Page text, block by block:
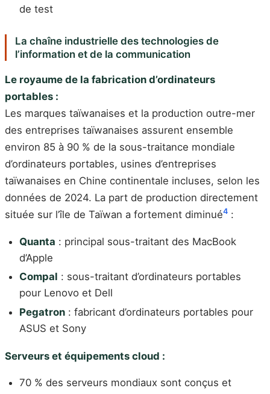
de test
La chaîne industrielle des technologies de
l’information et de la communication
Le royaume de la fabrication d’ordinateurs
portables :
Les marques taïwanaises et la production outre-mer
des entreprises taïwanaises assurent ensemble
environ 85 à 90 % de la sous-traitance mondiale
d’ordinateurs portables, usines d’entreprises
taïwanaises en Chine continentale incluses, selon les
données de 2024. La part de production directement
située sur l’île de Taïwan a fortement diminué4 :
Quanta : principal sous-traitant des MacBook
d’Apple
Compal : sous-traitant d’ordinateurs portables
pour Lenovo et Dell
Pegatron : fabricant d’ordinateurs portables pour
ASUS et Sony
Serveurs et équipements cloud :
70 % des serveurs mondiaux sont conçus et